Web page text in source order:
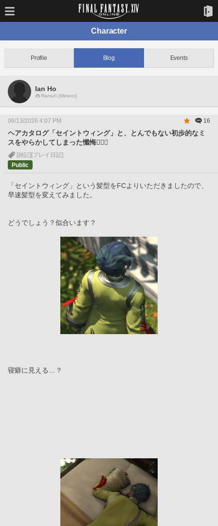
Character
Profile Blog Events
Ian Ho
Ramuh [Meteor]
06/13/2026 4:07 PM 16
ヘアカタログ「セイントウィング」と、とんでもない初歩的なミ
スをやらかしてしまった懺悔🙇🏻‍♀️
[雑記] [プレイ日記]
Public
「セイントウィング」という髪型をFCよりいただきましたので、
早速髪型を変えてみました。
どうでしょう？似合います？
寝癖に見える…？